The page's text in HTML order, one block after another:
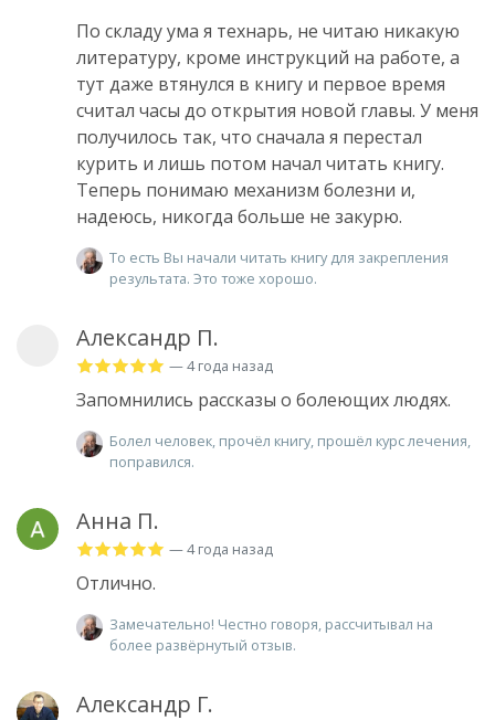
По складу ума я технарь, не читаю никакую
литературу, кроме инструкций на работе, а
тут даже втянулся в книгу и первое время
считал часы до открытия новой главы. У меня
получилось так, что сначала я перестал
курить и лишь потом начал читать книгу.
Теперь понимаю механизм болезни и,
надеюсь, никогда больше не закурю.
То есть Вы начали читать книгу для закрепления
результата. Это тоже хорошо.
Александр П.
— 4 года назад
Запомнились рассказы о болеющих людях.
Болел человек, прочёл книгу, прошёл курс лечения,
поправился.
Анна П.
— 4 года назад
Отлично.
Замечательно! Честно говоря, рассчитывал на
более развёрнутый отзыв.
Александр Г.